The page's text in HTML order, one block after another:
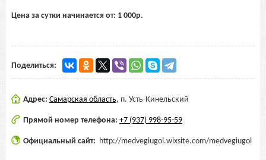
Цена за сутки начинается от: 1 000р.
Поделиться:
Адрес: Самарская область, п. Усть-Кинельский
Прямой номер телефона: +7 (937) 998-95-59
Официальный сайт: http://medvegiugol.wixsite.com/medvegiugol